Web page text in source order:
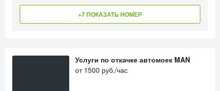
+7 ПОКАЗАТЬ НОМЕР
Услуги по откачке автомоек MAN
от 1500 руб./час